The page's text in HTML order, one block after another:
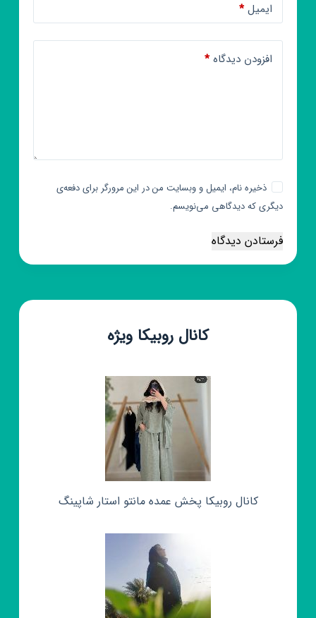
ایمیل*
افزودن دیدگاه*
ذخیره نام، ایمیل و وبسایت من در این مرورگر برای دفعه‌ی
دیگری که دیدگاهی می‌نویسم.
فرستادن دیدگاه
کانال روبیکا ویژه
کانال روبیکا پخش عمده مانتو استار شاپینگ